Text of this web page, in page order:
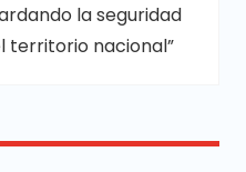
la seguridad
territorio nacional”